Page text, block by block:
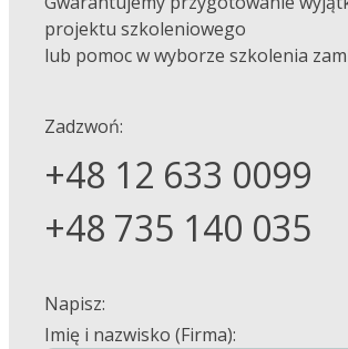
projektu szkoleniowego
lub pomoc w wyborze szkolenia
Zadzwoń:
+48 12 633 0099
+48 735 140 035
Napisz:
Imię i nazwisko (Firma):